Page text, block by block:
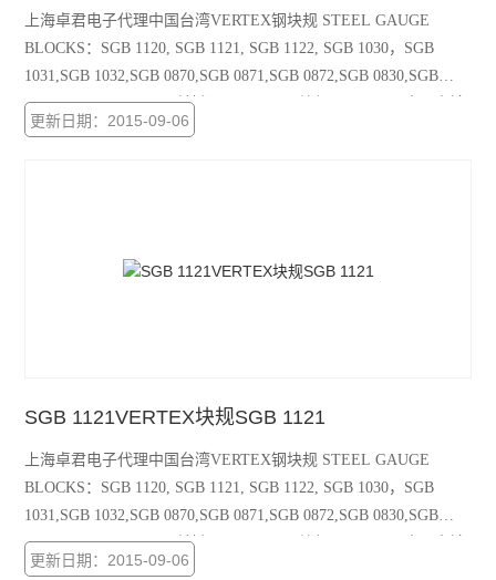
上海卓君电子代理中国台湾VERTEX钢块规 STEEL GAUGE
BLOCKS：SGB 1120, SGB 1121, SGB 1122, SGB 1030，SGB
1031,SGB 1032,SGB 0870,SGB 0871,SGB 0872,SGB 0830,SGB
0831,SGB 0832,SGB 0 关键词：VERTEX块规SGB 1030, 中国台湾
块规SGB 1030，SGB 1030
更新日期：2015-09-06
SGB 1121VERTEX块规SGB 1121
上海卓君电子代理中国台湾VERTEX钢块规 STEEL GAUGE
BLOCKS：SGB 1120, SGB 1121, SGB 1122, SGB 1030，SGB
1031,SGB 1032,SGB 0870,SGB 0871,SGB 0872,SGB 0830,SGB
0831,SGB 0832,SGB 0 关键词：VERTEX块规SGB 1121, 中国台湾
块规SGB 1121，SGB 1121
更新日期：2015-09-06